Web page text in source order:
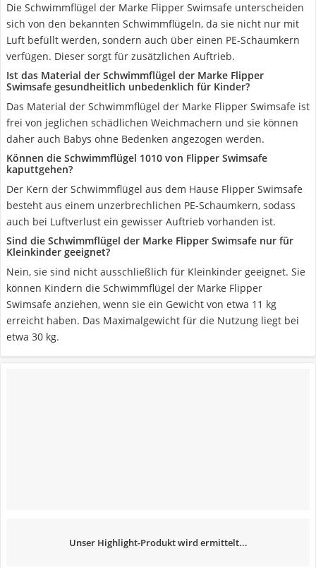
Die Schwimmflügel der Marke Flipper Swimsafe unterscheiden
sich von den bekannten Schwimmflügeln, da sie nicht nur mit
Luft befüllt werden, sondern auch über einen PE-Schaumkern
verfügen. Dieser sorgt für zusätzlichen Auftrieb.
Ist das Material der Schwimmflügel der Marke Flipper
Swimsafe gesundheitlich unbedenklich für Kinder?
Das Material der Schwimmflügel der Marke Flipper Swimsafe ist
frei von jeglichen schädlichen Weichmachern und sie können
daher auch Babys ohne Bedenken angezogen werden.
Können die Schwimmflügel 1010 von Flipper Swimsafe
kaputtgehen?
Der Kern der Schwimmflügel aus dem Hause Flipper Swimsafe
besteht aus einem unzerbrechlichen PE-Schaumkern, sodass
auch bei Luftverlust ein gewisser Auftrieb vorhanden ist.
Sind die Schwimmflügel der Marke Flipper Swimsafe nur für
Kleinkinder geeignet?
Nein, sie sind nicht ausschließlich für Kleinkinder geeignet. Sie
können Kindern die Schwimmflügel der Marke Flipper
Swimsafe anziehen, wenn sie ein Gewicht von etwa 11 kg
erreicht haben. Das Maximalgewicht für die Nutzung liegt bei
etwa 30 kg.
Unser Highlight-Produkt wird ermittelt...